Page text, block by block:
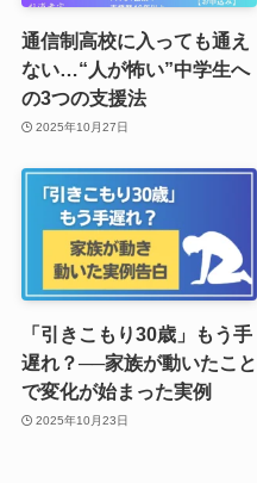
通信制高校に入っても通え
ない…“人が怖い”中学生へ
の3つの支援法
2025年10月27日
「引きこもり30歳」もう手
遅れ？──家族が動いたこと
で変化が始まった実例
2025年10月23日